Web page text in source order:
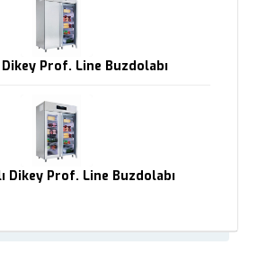
Dikey Prof. Line Buzdolabı
Dikey Prof. Line Buzdolabı